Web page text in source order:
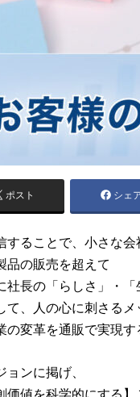
ポスト シェ
することで、小さな会
品の販売を超えて
社長の「らしさ」・「
て、人の心に刺さるメ
の変革を通販で実現す
ョンに掲げ、
価値を科学的にする】